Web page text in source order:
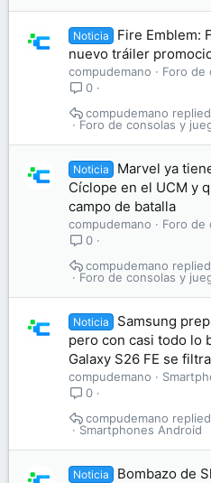
Noticia
Fire Emblem:
nuevo tráiler
compudemano
Foro de
0
Foro de consolas y
compudemano
Noticia
Marvel ya
Cíclope en el UCM y
campo de batalla
compudemano
Foro de
0
Foro de consolas y
compudemano
Noticia
Samsung
pero con casi todo lo
Galaxy S26 FE se filtra
compudemano
0
Smartphones Android
compudemano
Noticia
Bombazo de